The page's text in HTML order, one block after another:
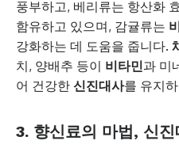
풍부하고, 베리류는 항산화
함유하고 있으며, 감귤류는
강화하는 데 도움을 줍니다.
치, 양배추 등이 비타민과 미
어 건강한 신진대사를 유지
3. 향신료의 마법, 신